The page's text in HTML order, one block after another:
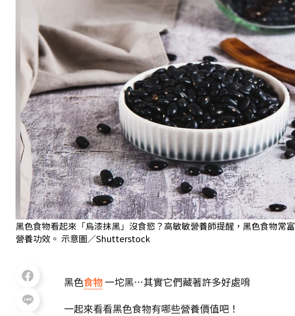
黑色食物看起來「烏漆抹黑」沒食慾？高敏敏營養師提醒，黑色食物常
營養功效。 示意圖／Shutterstock
黑色食物一坨黑⋯其實它們藏著許多好處唷
一起來看看黑色食物有哪些營養價值吧！